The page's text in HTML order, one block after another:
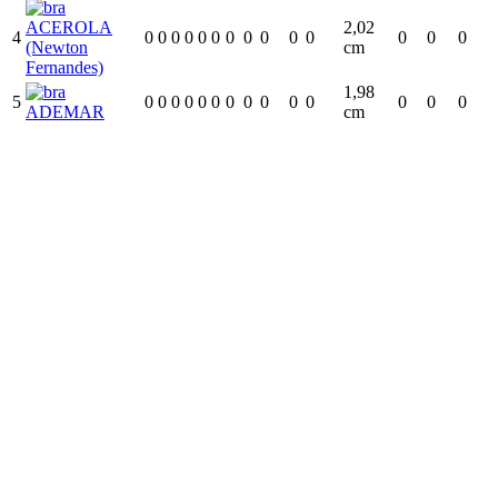
4
ACEROLA
(Newton
Fernandes)
0 0 0 0 0 0 0 0 0 0 0
2,02
cm
0 0 0
5
ADEMAR
0 0 0 0 0 0 0 0 0 0 0
1,98
cm
0 0 0